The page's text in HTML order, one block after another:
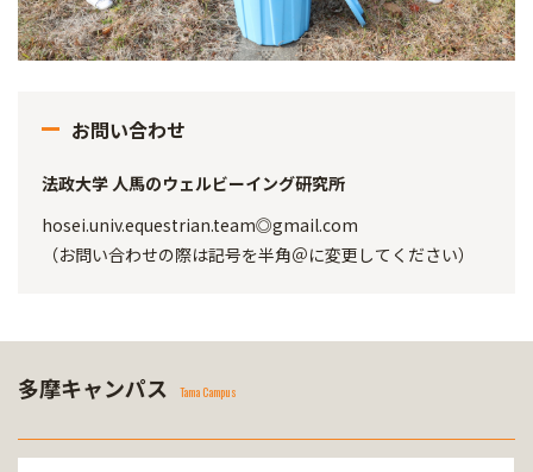
お問い合わせ
法政大学 人馬のウェルビーイング研究所
hosei.univ.equestrian.team◎gmail.com
（お問い合わせの際は記号を半角＠に変更してください）
多摩キャンパス Tama Campus